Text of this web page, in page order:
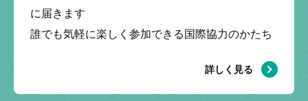
参加する
に届きます
誰でも気軽に楽しく参加できる国際協力のかたち
詳しく見る